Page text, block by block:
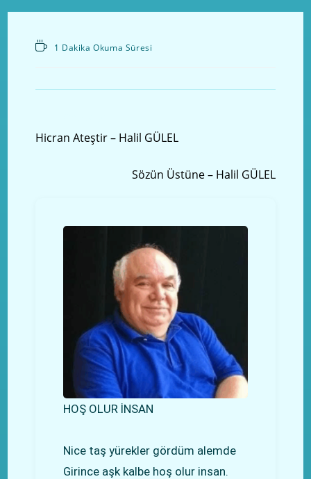
1 Dakika Okuma Süresi
Hicran Ateştir – Halil GÜLEL
Sözün Üstüne – Halil GÜLEL
HOŞ OLUR İNSAN
Nice taş yürekler gördüm alemde
Girince aşk kalbe hoş olur insan.